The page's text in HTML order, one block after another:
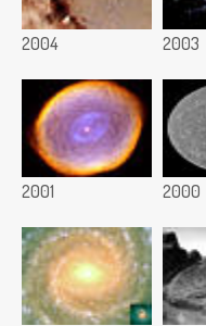
2004 2003
2001 2000